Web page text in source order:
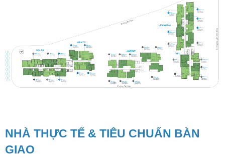
NHÀ THỰC TẾ & TIÊU CHUẨN BÀN
GIAO